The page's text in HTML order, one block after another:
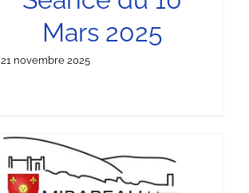
Mars 2025
21 novembre 2025